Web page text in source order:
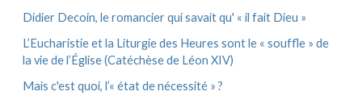
Didier Decoin, le romancier qui savait qu' « il fait Dieu »
L’Eucharistie et la Liturgie des Heures sont le « souffle » de
la vie de l’Église (Catéchèse de Léon XIV)
Mais c'est quoi, l’« état de nécessité » ?